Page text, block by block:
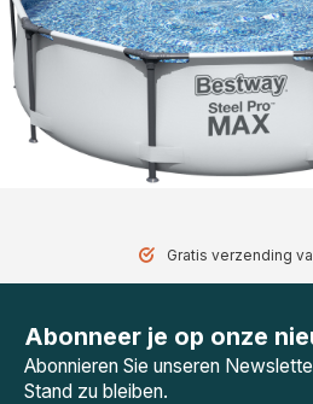
Gratis verzending
Abonneer je op onze
Abonnieren Sie unseren
Stand zu bleiben.